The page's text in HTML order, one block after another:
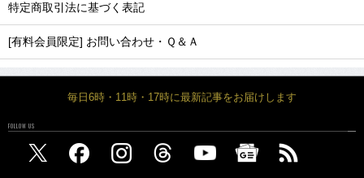
特定商取引法に基づく表記
[有料会員限定] お問い合わせ・Ｑ＆Ａ
毎日6時・11時・17時に最新記事をお届けします
FOLLOW US